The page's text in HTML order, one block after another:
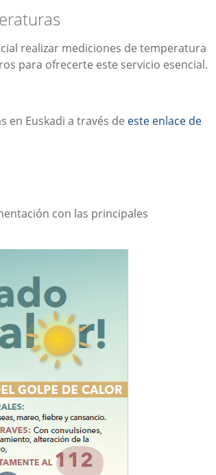
realizar mediciones de temperatura
para ofrecerte este servicio esencial.
Euskadi a través de este enlace de
con las principales